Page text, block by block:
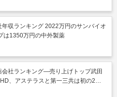
年収ランキング 2022万円のサンバイオ
1350万円の中外製薬
会社ランキング―売り上げトップ武田
、アステラスと第一三共は初の2兆